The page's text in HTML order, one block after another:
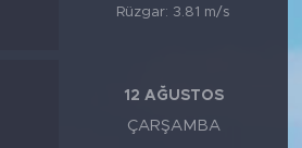
Rüzgar: 3.81 m/s
12 AĞUSTOS
ÇARŞAMBA